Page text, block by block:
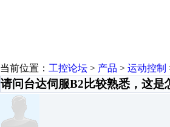
当前位置： 工控论坛 > 产品 > 运动控制
请问台达伺服B2比较熟悉，这是